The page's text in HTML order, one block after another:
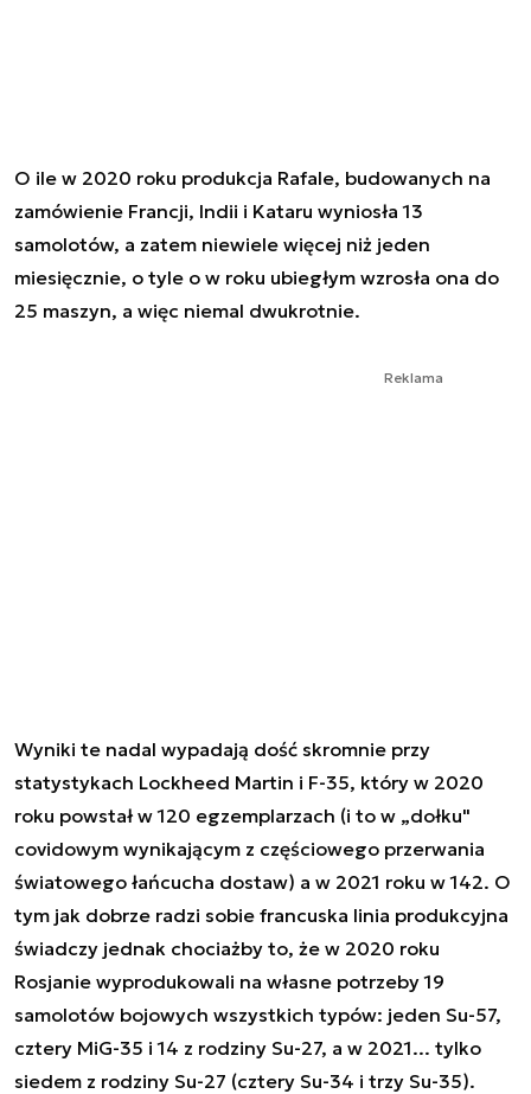
O ile w 2020 roku produkcja Rafale, budowanych na
zamówienie Francji, Indii i Kataru wyniosła 13
samolotów, a zatem niewiele więcej niż jeden
miesięcznie, o tyle o w roku ubiegłym wzrosła ona do
25 maszyn, a więc niemal dwukrotnie.
Reklama
Wyniki te nadal wypadają dość skromnie przy
statystykach Lockheed Martin i F-35, który w 2020
roku powstał w 120 egzemplarzach (i to w „dołku"
covidowym wynikającym z częściowego przerwania
światowego łańcucha dostaw) a w 2021 roku w 142. O
tym jak dobrze radzi sobie francuska linia produkcyjna
świadczy jednak chociażby to, że w 2020 roku
Rosjanie wyprodukowali na własne potrzeby 19
samolotów bojowych wszystkich typów: jeden Su-57,
cztery MiG-35 i 14 z rodziny Su-27, a w 2021... tylko
siedem z rodziny Su-27 (cztery Su-34 i trzy Su-35).